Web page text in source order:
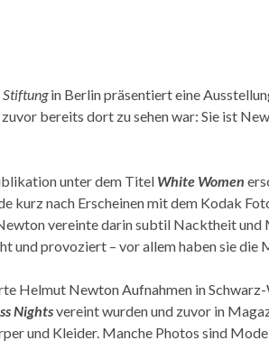
in Berlin präsentiert eine
bereits dort zu sehen war: Sie ist
unter dem Titel White Women
kurz nach Erscheinen mit dem Kodak
vereinte darin subtil Nacktheit und
und provoziert – vor allem haben sie
Helmut Newton Aufnahmen in
Nightsvereint wurden und zuvor in
und Kleider. Manche Photos sind